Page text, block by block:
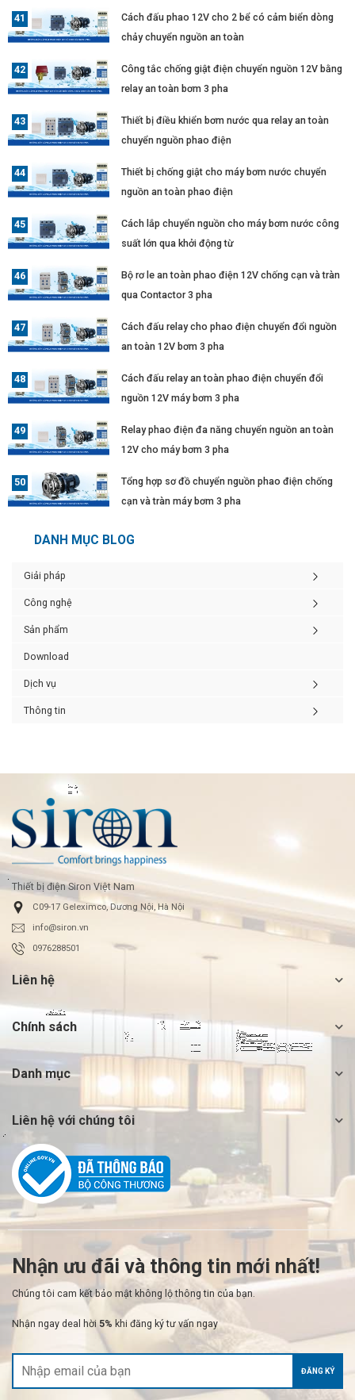
Cách đấu phao 12V cho 2 bể có cảm biển dòng
chảy chuyển nguồn an toàn
Công tắc chống giật điện chuyển nguồn 12V bằng
relay an toàn bơm 3 pha
Thiết bị điều khiển bơm nước qua relay an toàn
chuyển nguồn phao điện
Thiết bị chống giật cho máy bơm nước chuyển
nguồn an toàn phao điện
Cách lắp chuyển nguồn cho máy bơm nước công
suất lớn qua khởi động từ
Bộ rơ le an toàn phao điện 12V chống cạn và tràn
qua Contactor 3 pha
Cách đấu relay cho phao điện chuyển đổi nguồn
an toàn 12V bơm 3 pha
Cách đấu relay an toàn phao điện chuyển đổi
nguồn 12V máy bơm 3 pha
Relay phao điện đa năng chuyển nguồn an toàn
12V cho máy bơm 3 pha
Tổng hợp sơ đồ chuyển nguồn phao điện chống
cạn và tràn máy bơm 3 pha
DANH MỤC BLOG
Giải pháp
Công nghệ
Sản phẩm
Download
Dịch vụ
Thông tin
Thiết bị điện Siron Việt Nam
C09-17 Geleximco, Dương Nội, Hà Nội
info@siron.vn
0976288501
Liên hệ
Chính sách
Danh mục
Liên hệ với chúng tôi
Nhận ưu đãi và thông tin mới nhất!
Chúng tôi cam kết bảo mật không lộ thông tin của bạn.
Nhận ngay deal hời 5% khi đăng ký tư vấn ngay
ĐĂNG KÝ